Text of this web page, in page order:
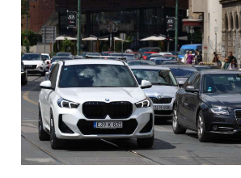
Politika
Zanimljivosti